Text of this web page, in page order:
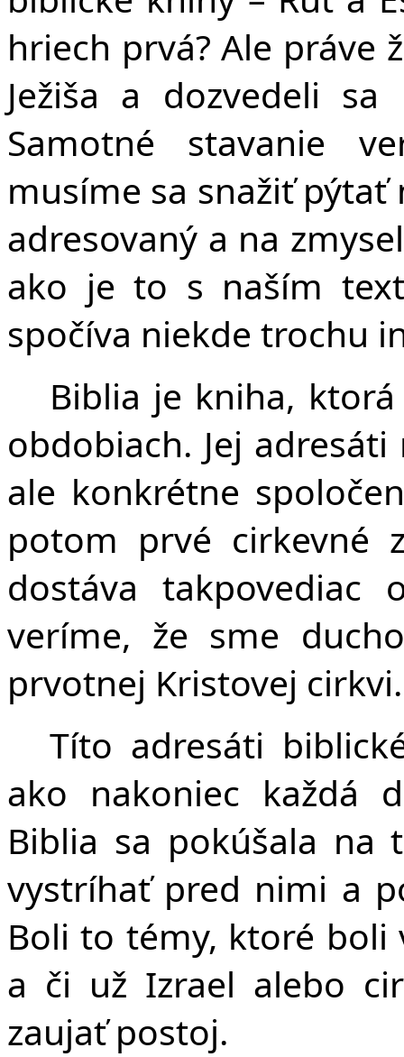
hriech prvá? Ale práve
Ježiša a dozvedeli
Samotné stavanie
musíme sa snažiť
adresovaný a na
ako je to s naším
spočíva niekde trochu
Biblia je kniha,
obdobiach. Jej
ale konkrétne
potom prvé cirkevné
dostáva takpovediac
veríme, že sme
prvotnej Kristovej cirkvi.
Títo adresáti
ako nakoniec každá
Biblia sa pokúšala na
vystríhať pred nimi a
Boli to témy, ktoré boli
a či už Izrael alebo
zaujať postoj.